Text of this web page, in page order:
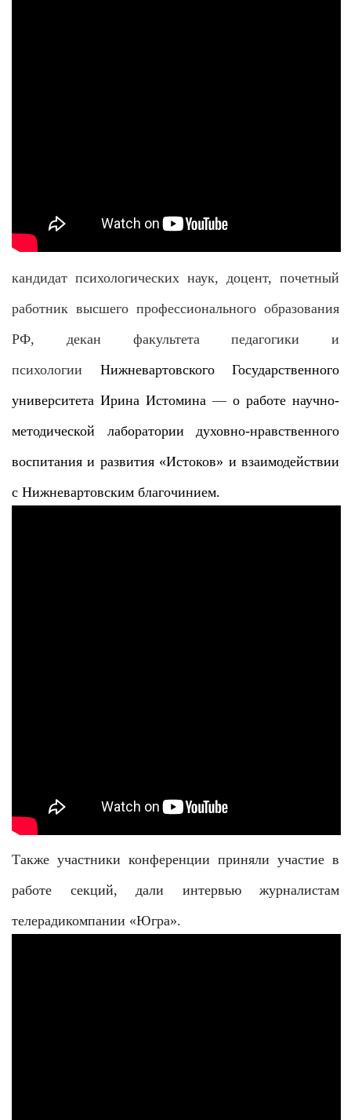
кандидат психологических наук, доцент, почетный
работник высшего профессионального образования
РФ, декан факультета педагогики и
психологии Нижневартовского Государственного
университета Ирина Истомина— о работе научно-
методической лаборатории духовно-нравственного
воспитания и развития «Истоков» и взаимодействии
с Нижневартовским благочинием.
Также участники конференции приняли участие в
работе секций, дали интервью журналистам
телерадикомпании «Югра».